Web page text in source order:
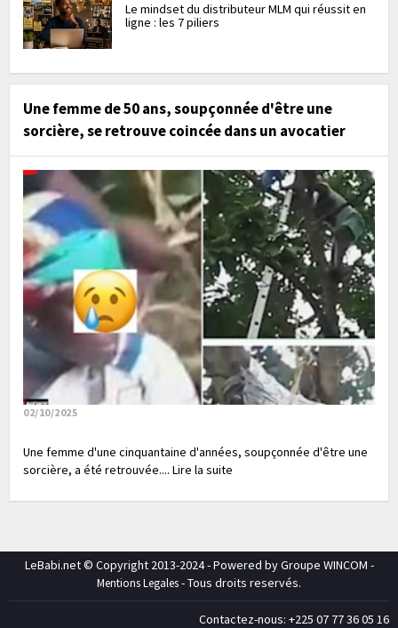
Le mindset du distributeur MLM qui réussit en
ligne : les 7 piliers
Une femme de 50 ans, soupçonnée d'être une
sorcière, se retrouve coincée dans un avocatier
02/10/2025
Une femme d'une cinquantaine d'années, soupçonnée d'être une
sorcière, a été retrouvée.... Lire la suite
LeBabi.net © Copyright 2013-2024 - Powered by Groupe WINCOM -
Mentions Legales- Tous droits reservés.
Contactez-nous: +225 07 77 36 05 16